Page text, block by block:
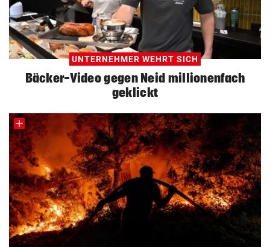
UNTERNEHMER WEHRT SICH
Bäcker-Video gegen Neid millionenfach
geklickt